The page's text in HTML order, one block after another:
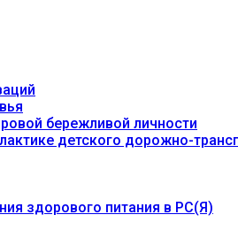
бережливой личности
детского дорожно-
здорового питания в РС(Я)